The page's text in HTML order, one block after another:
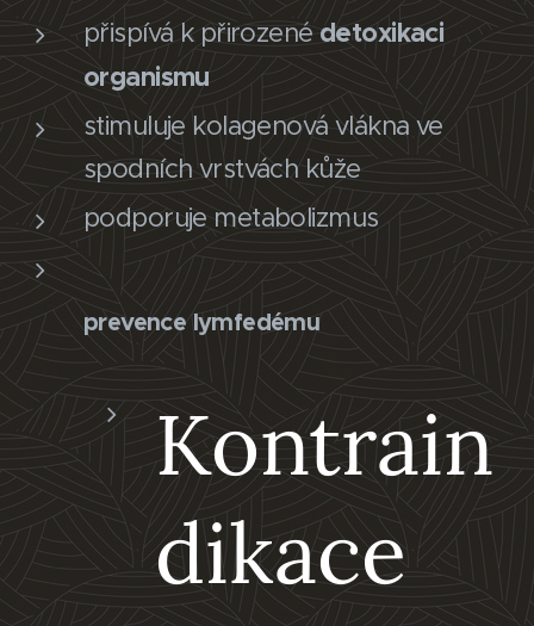
přispívá k přirozené detoxikaci
organismu
stimuluje kolagenová vlákna ve
spodních vrstvách kůže
podporuje metabolizmus
prevence lymfedému
Kontrain
dikace